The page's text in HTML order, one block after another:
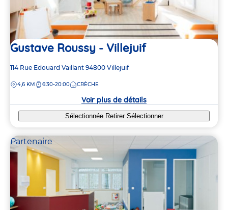
Gustave Roussy - Villejuif
Adresse
la
114 Rue Edouard Vaillant 94800 Villejuif
DISTANCE
4,6 KM 6:30-20:00 CRÈCHE
Voir plus de détails
Sélectionnée Retirer Sélectionner
Partenaire